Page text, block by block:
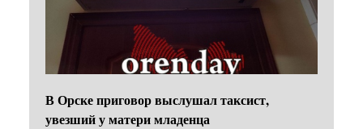
В Орске приговор выслушал таксист,
увезший у матери младенца